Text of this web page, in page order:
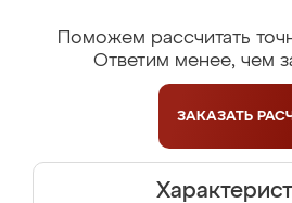
Поможем рассчитать
Ответим менее, чем
ЗАКАЗАТЬ